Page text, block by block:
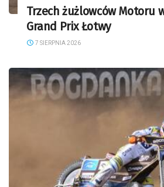
Trzech żużlowców Motoru
Grand Prix Łotwy
7 SIERPNIA 2026